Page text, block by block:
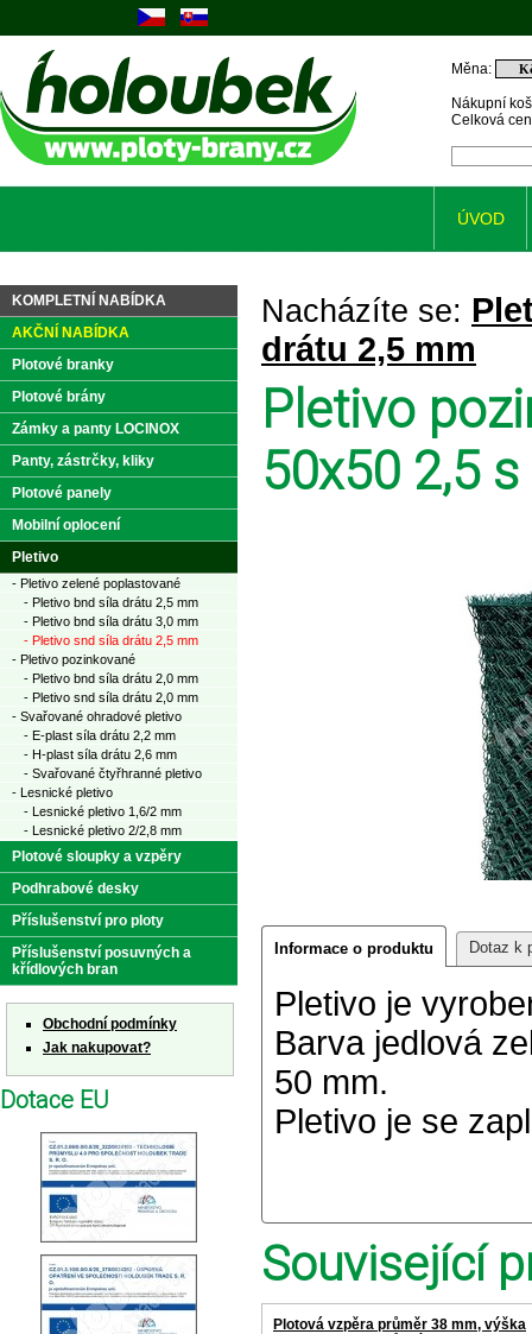
Nacházíte se:
drátu 2,5 mm
Pletivo
50x50 2,5
Informace o produktu Dotaz k
Pletivo je
Barva jedlová
50 mm.
Pletivo je se
Související
Plotová vzpěra průměr 38 mm, výška
KOMPLETNÍ NABÍDKA
AKČNÍ NABÍDKA
Plotové branky
Plotové brány
Zámky a panty LOCINOX
Panty, zástrčky, kliky
Plotové panely
Mobilní oplocení
Pletivo
- Pletivo zelené poplastované
- Pletivo bnd síla drátu 2,5 mm
- Pletivo bnd síla drátu 3,0 mm
- Pletivo snd síla drátu 2,5 mm
- Pletivo pozinkované
- Pletivo bnd síla drátu 2,0 mm
- Pletivo snd síla drátu 2,0 mm
- Svařované ohradové pletivo
- E-plast síla drátu 2,2 mm
- H-plast síla drátu 2,6 mm
- Svařované čtyřhranné pletivo
- Lesnické pletivo
- Lesnické pletivo 1,6/2 mm
- Lesnické pletivo 2/2,8 mm
Plotové sloupky a vzpěry
Podhrabové desky
Příslušenství pro ploty
Příslušenství posuvných a
křídlových bran
Obchodní podmínky
Jak nakupovat?
Dotace EU
Nákupní
Celková
Měna:
ÚVOD